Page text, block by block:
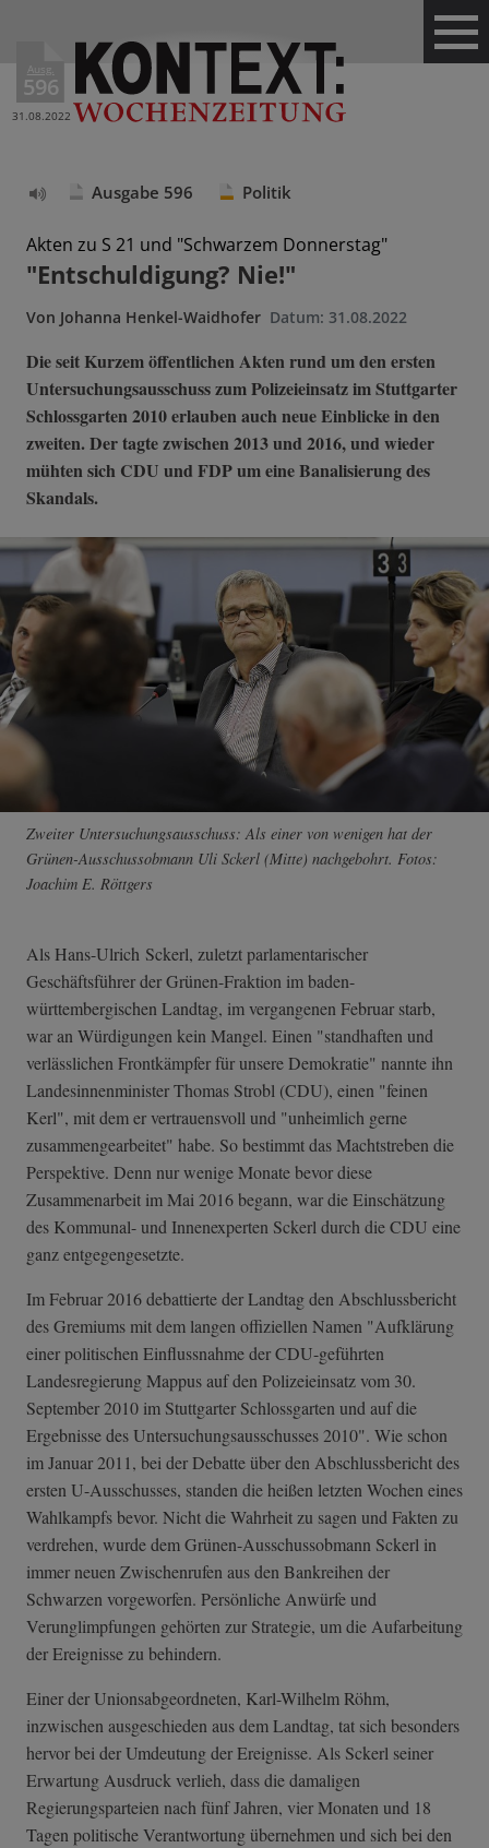
Ausg.
596
31.08.2022
vorlesen
Ausgabe 596 Politik
Akten zu S 21 und "Schwarzem Donnerstag"
"Entschuldigung? Nie!"
Von Johanna Henkel-Waidhofer Datum: 31.08.2022
Die seit Kurzem öffentlichen Akten rund um den ersten
Untersuchungsausschuss zum Polizeieinsatz im Stuttgarter
Schlossgarten 2010 erlauben auch neue Einblicke in den
zweiten. Der tagte zwischen 2013 und 2016, und wieder
mühten sich CDU und FDP um eine Banalisierung des
Skandals.
Zweiter Untersuchungsausschuss: Als einer von wenigen hat der
Grünen-Ausschussobmann Uli Sckerl (Mitte) nachgebohrt. Fotos:
Joachim E. Röttgers
Als Hans-Ulrich Sckerl, zuletzt parlamentarischer
Geschäftsführer der Grünen-Fraktion im baden-
württembergischen Landtag, im vergangenen Februar starb,
war an Würdigungen kein Mangel. Einen "standhaften und
verlässlichen Frontkämpfer für unsere Demokratie" nannte ihn
Landesinnenminister Thomas Strobl (CDU), einen "feinen
Kerl", mit dem er vertrauensvoll und "unheimlich gerne
zusammengearbeitet" habe. So bestimmt das Machtstreben die
Perspektive. Denn nur wenige Monate bevor diese
Zusammenarbeit im Mai 2016 begann, war die Einschätzung
des Kommunal- und Innenexperten Sckerl durch die CDU eine
ganz entgegengesetzte.
Im Februar 2016 debattierte der Landtag den Abschlussbericht
des Gremiums mit dem langen offiziellen Namen "Aufklärung
einer politischen Einflussnahme der CDU-geführten
Landesregierung Mappus auf den Polizeieinsatz vom 30.
September 2010 im Stuttgarter Schlossgarten und auf die
Ergebnisse des Untersuchungsausschusses 2010". Wie schon
im Januar 2011, bei der Debatte über den Abschlussbericht des
ersten U-Ausschusses, standen die heißen letzten Wochen eines
Wahlkampfs bevor. Nicht die Wahrheit zu sagen und Fakten zu
verdrehen, wurde dem Grünen-Ausschussobmann Sckerl in
immer neuen Zwischenrufen aus den Bankreihen der
Schwarzen vorgeworfen. Persönliche Anwürfe und
Verunglimpfungen gehörten zur Strategie, um die Aufarbeitung
der Ereignisse zu behindern.
Einer der Unionsabgeordneten, Karl-Wilhelm Röhm,
inzwischen ausgeschieden aus dem Landtag, tat sich besonders
hervor bei der Umdeutung der Ereignisse. Als Sckerl seiner
Erwartung Ausdruck verlieh, dass die damaligen
Regierungsparteien nach fünf Jahren, vier Monaten und 18
Tagen politische Verantwortung übernehmen und sich bei den